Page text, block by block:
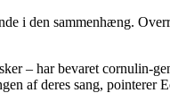
i den sammenhæng.
– har bevaret cornulin-
af deres sang,